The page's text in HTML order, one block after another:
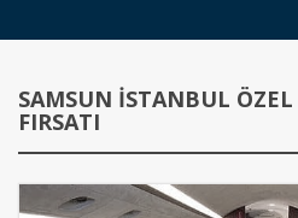
SAMSUN İSTANBUL
FIRSATI